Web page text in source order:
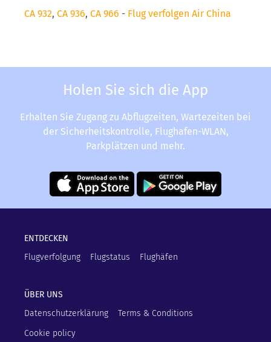
CA 932, CA 936, CA 966 - Flug verfolgen Air China
Holen Sie sich die App
Erhalten Sie Zugang zu Abflugzeiten, Wartezeiten bei
der Sicherheitskontrolle, Flughafen-WLAN,
Parkplätzen und mehr.
ENTDECKEN
Flugverfolgung
Flugstatus Flughäfen
ÜBER UNS
Datenschutzerklärung
Terms & Conditions
Cookie policy